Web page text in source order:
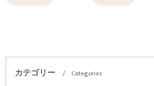
カテゴリー
Categories